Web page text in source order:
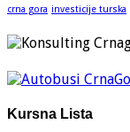
crna gora investicije turska
Kursna Lista